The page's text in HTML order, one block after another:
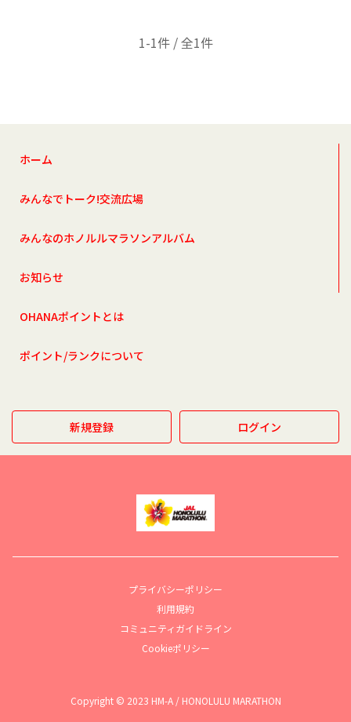
1-1件 / 全1件
ホーム
みんなでトーク!交流広場
みんなのホノルルマラソンアルバム
お知らせ
OHANAポイントとは
ポイント/ランクについて
新規登録 ログイン
プライバシーポリシー
利用規約
コミュニティガイドライン
Cookieポリシー
Copyright © 2023 HM-A / HONOLULU MARATHON